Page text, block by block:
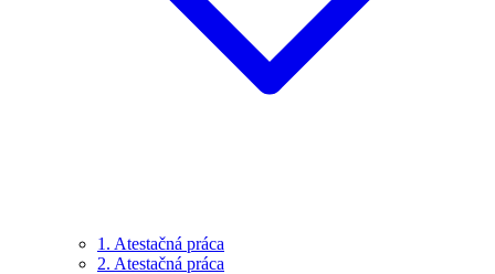
1. Atestačná práca
2. Atestačná práca